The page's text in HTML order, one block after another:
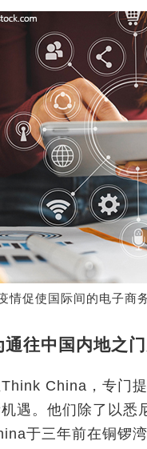
情促使国际间的电子商务
往中国内地之
China，专门
遇。他们除了以
于三年前在铜锣